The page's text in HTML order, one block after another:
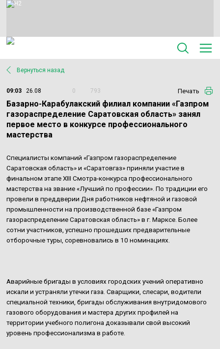
Вернуться назад
09:03 26.08 0 793 Печать
Базарно-Карабулакский филиал компании «Газпром
газораспределение Саратовская область» занял
первое место в конкурсе профессионального
мастерства
Специалисты компаний «Газпром газораспределение
Саратовская область» и «Саратовгаз» приняли участие в
финальном этапе XIII Смотра-конкурса профессионального
мастерства на звание «Лучший по профессии». По традиции его
провели в преддверии Дня работников нефтяной и газовой
промышленности на производственной базе «Газпром
газораспределение Саратовская область» в г. Марксе. Более
сотни участников, успешно прошедших предварительные
отборочные туры, соревновались в 10 номинациях.
Аварийные бригады в условиях городских учений оперативно
искали и устраняли утечки газа. Сварщики, слесари, водители
специальной техники, бригады обслуживания внутридомового
газового оборудования и мастера других профилей на
территории учебного полигона доказывали свой высокий
уровень профессионализма в работе.